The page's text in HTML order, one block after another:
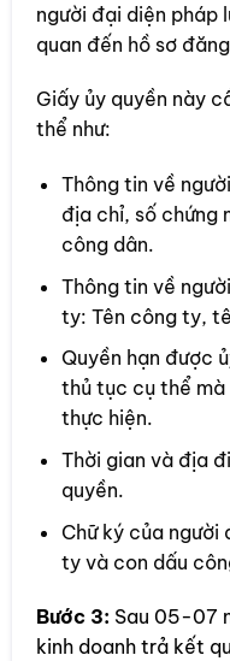
người đại diện pháp
quan đến hồ sơ
Giấy ủy quyền này
thể như:
Thông tin về
địa chỉ, số chứng
công dân.
Thông tin về
ty: Tên công ty,
Quyền hạn được
thủ tục cụ thể
thực hiện.
Thời gian và địa
quyền.
Chữ ký của
ty và con dấu
Bước 3: Sau 05-07
kinh doanh trả kết